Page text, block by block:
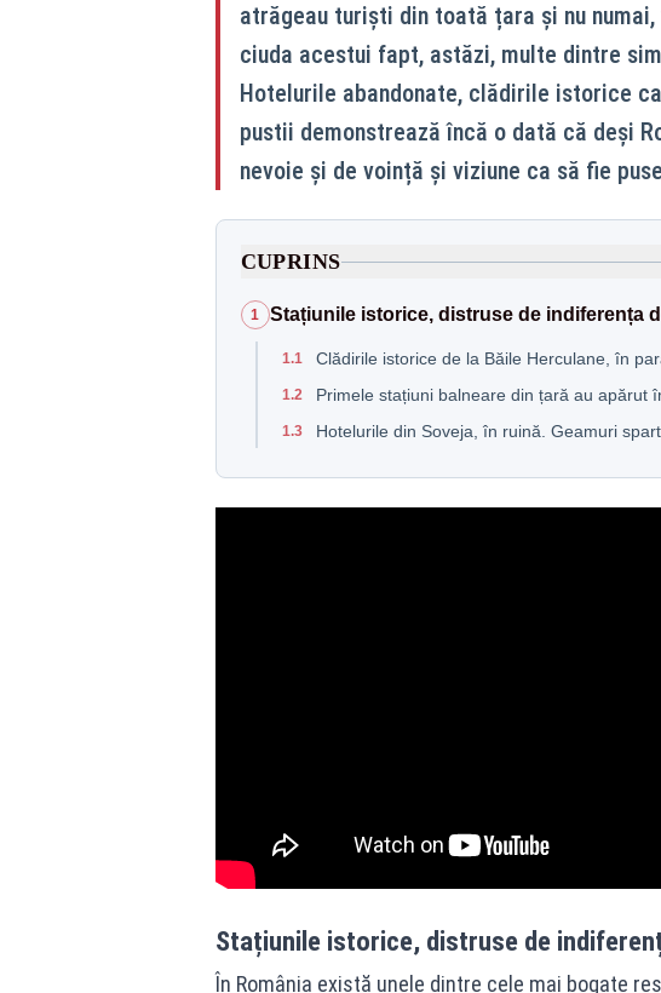
atrăgeau turiști din toată țara și nu
ciuda acestui fapt, astăzi, multe dintre
Hotelurile abandonate, clădirile istorice
pustii demonstrează încă o dată că deși
nevoie și de voință și viziune ca să fie
CUPRINS
1 Stațiunile istorice, distruse de indiferența
1.1 Clădirile istorice de la Băile Herculane, în
1.2 Primele stațiuni balneare din țară au apărut
1.3 Hotelurile din Soveja, în ruină. Geamuri
Stațiunile istorice, distruse de
În România există unele dintre cele mai bogate